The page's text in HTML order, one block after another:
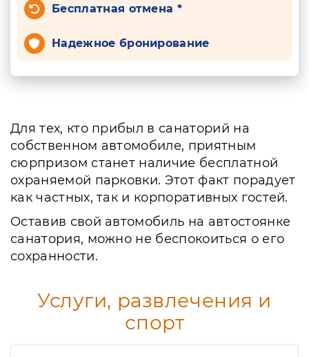
Бесплатная отмена *
Надежное бронирование
Для тех, кто прибыл в санаторий на
собственном автомобиле, приятным
сюрпризом станет наличие бесплатной
охраняемой парковки. Этот факт порадует
как частных, так и корпоративных гостей.
Оставив свой автомобиль на автостоянке
санатория, можно не беспокоиться о его
сохранности.
Услуги, развлечения и
спорт